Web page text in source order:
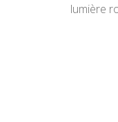
lumière